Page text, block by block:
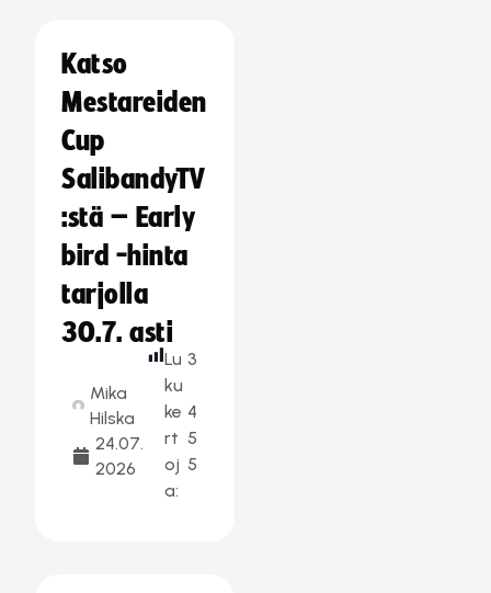
Katso
Mestareiden
Cup
SalibandyTV
:stä – Early
bird -hinta
tarjolla
30.7. asti
Mika
Hilska
24.07.
2026
Lu
ku
ke
rt
oj
a:
3
4
5
5